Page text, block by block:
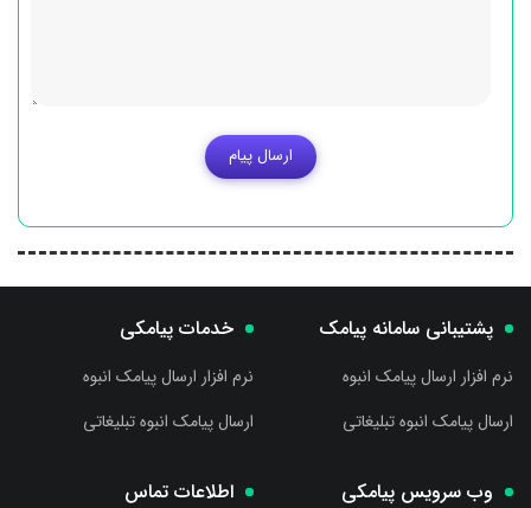
ارسال پیام
پشتیبانی سامانه پیامک
نرم افزار ارسال پیامک انبوه
ارسال پیامک انبوه تبلیغاتی
خدمات پیامکی
نرم افزار ارسال پیامک انبوه
ارسال پیامک انبوه تبلیغاتی
وب سرویس پیامکی اطلاعات تماس